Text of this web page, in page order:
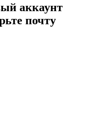
аккаунт
почту